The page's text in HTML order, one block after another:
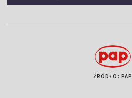
ŹRÓDŁO: PAP